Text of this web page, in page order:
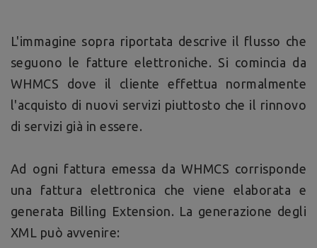
L'immagine sopra riportata descrive il flusso che
seguono le fatture elettroniche. Si comincia da
WHMCS dove il cliente effettua normalmente
l'acquisto di nuovi servizi piuttosto che il rinnovo
di servizi già in essere.
Ad ogni fattura emessa da WHMCS corrisponde
una fattura elettronica che viene elaborata e
generata Billing Extension. La generazione degli
XML può avvenire: